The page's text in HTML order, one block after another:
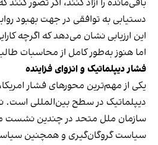
باقی‌مانده را آزاد کنند، اگر تصور کنند
دستیابی به توافقی در جهت بهبود
این ارزیابی نشان می‌دهد که اگرچه
اما هنوز به‌طور کامل از محاسبات
فشار دیپلماتیک و انزوای فزاینده
یکی از مهم‌ترین محورهای فشار امریکا،
دیپلماتیک در سطح بین‌المللی است.
سازمان ملل متحد در چندین نشست
سیاست گروگان‌گیری و همچنین